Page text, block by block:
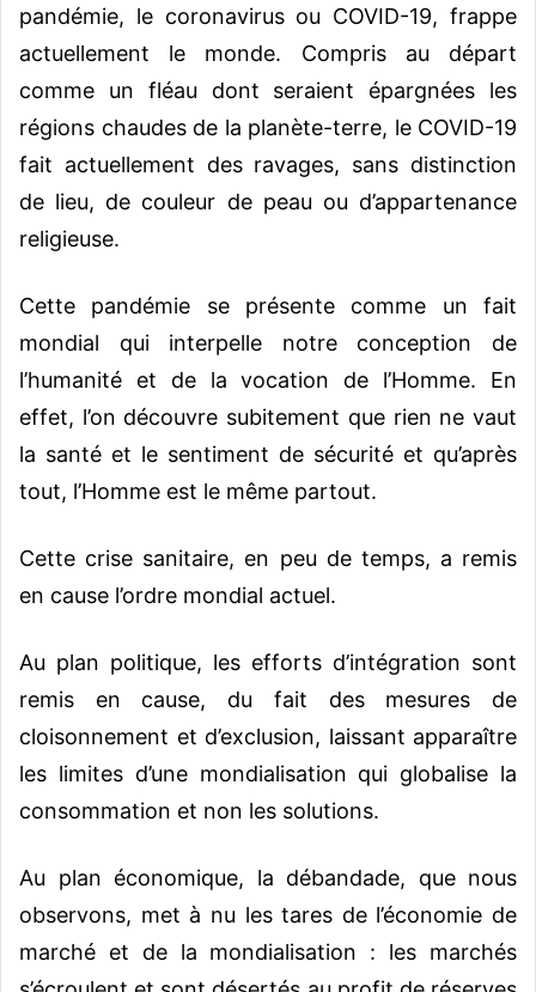
pandémie, le coronavirus ou COVID-19, frappe
actuellement le monde. Compris au départ
comme un fléau dont seraient épargnées les
régions chaudes de la planète-terre, le COVID-19
fait actuellement des ravages, sans distinction
de lieu, de couleur de peau ou d’appartenance
religieuse.
Cette pandémie se présente comme un fait
mondial qui interpelle notre conception de
l’humanité et de la vocation de l’Homme. En
effet, l’on découvre subitement que rien ne vaut
la santé et le sentiment de sécurité et qu’après
tout, l’Homme est le même partout.
Cette crise sanitaire, en peu de temps, a remis
en cause l’ordre mondial actuel.
Au plan politique, les efforts d’intégration sont
remis en cause, du fait des mesures de
cloisonnement et d’exclusion, laissant apparaître
les limites d’une mondialisation qui globalise la
consommation et non les solutions.
Au plan économique, la débandade, que nous
observons, met à nu les tares de l’économie de
marché et de la mondialisation : les marchés